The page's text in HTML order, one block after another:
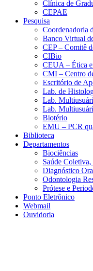
Clínica de
CEPAE
Pesquisa
Coordenadoria
Banco Virtual
CEP – Comitê
CIBio
CEUA – Ética
CMI – Centro
Escritório de
Lab. de
Lab.
Lab.
Biotério
EMU – PCR
Biblioteca
Departamentos
Biociências
Saúde
Diagnóstico
Odontologia
Prótese e
Ponto Eletrônico
Webmail
Ouvidoria